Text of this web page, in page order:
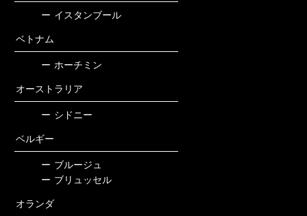
ー イスタンブール
ベトナム
ー ホーチミン
オーストラリア
ー シドニー
ベルギー
ー ブルージュ
ー ブリュッセル
オランダ